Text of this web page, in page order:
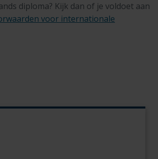
diploma? Kijk dan of je voldoet aan
voor internationale